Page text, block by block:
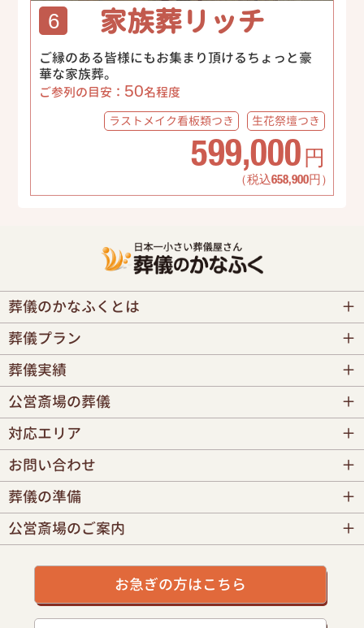
6 家族葬リッチ
ご縁のある皆様にもお集まり頂けるちょっと豪
華な家族葬。
ご参列の目安： 50名程度
ラストメイク看板類つき 生花祭壇つき
599,000 円
（税込658,900円）
葬儀のかなふくとは
葬儀プラン
葬儀実績
公営斎場の葬儀
対応エリア
お問い合わせ
葬儀の準備
公営斎場のご案内
お急ぎの方はこちら